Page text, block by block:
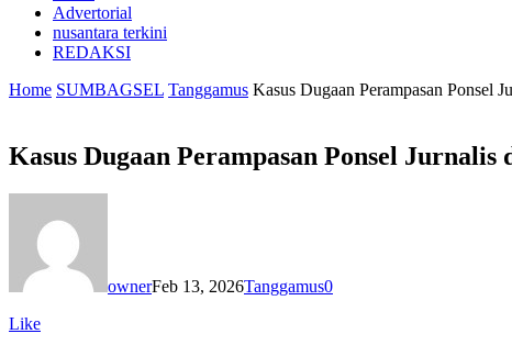
Advertorial
nusantara terkini
REDAKSI
Home SUMBAGSEL Tanggamus Kasus Dugaan Perampasan Ponsel
Kasus Dugaan Perampasan Ponsel
ownerFeb 13, 2026Tanggamus0
Like